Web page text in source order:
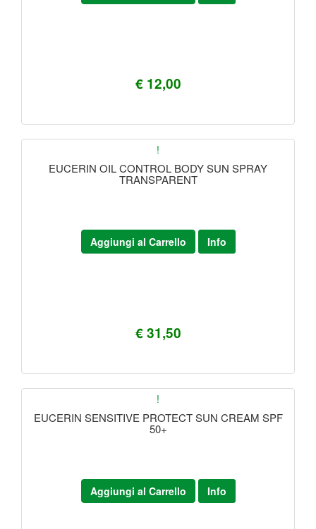
€ 12,00
!
EUCERIN OIL CONTROL BODY SUN SPRAY
TRANSPARENT
€ 31,50
Aggiungi al Carrello Info
!
EUCERIN SENSITIVE PROTECT SUN CREAM SPF
50+
Aggiungi al Carrello Info